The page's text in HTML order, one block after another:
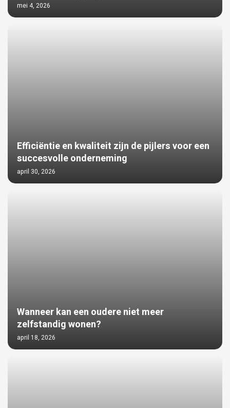
mei 4, 2026
Efficiëntie en kwaliteit zijn de pijlers voor een
succesvolle onderneming
april 30, 2026
Wanneer kan een oudere niet meer
zelfstandig wonen?
april 18, 2026